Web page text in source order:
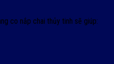
co nắp chai thủy tinh sẽ giúp: